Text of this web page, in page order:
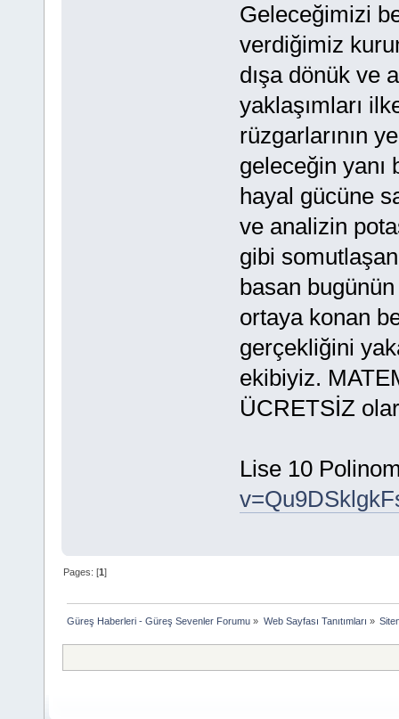
Geleceğimizi
verdiğimiz
dışa dönük ve
yaklaşımları
rüzgarlarının
geleceğin yanı
hayal gücüne
ve analizin
gibi
basan
ortaya konan
gerçekliğini
ekibiyiz.
ÜCRETSİZ
Lise 10
Pages: [1]
Güreş Haberleri - Güreş Sevenler Forumu » Web Sayfası Tanıtımları »